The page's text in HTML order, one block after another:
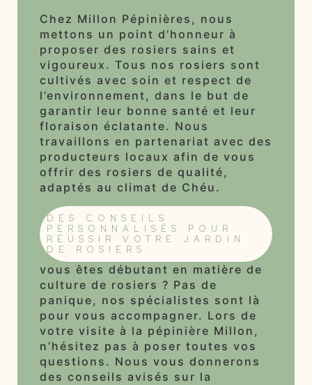
Chez Millon Pépinières, nous
mettons un point d’honneur à
proposer des rosiers sains et
vigoureux. Tous nos rosiers sont
cultivés avec soin et respect de
l’environnement, dans le but de
garantir leur bonne santé et leur
floraison éclatante. Nous
travaillons en partenariat avec des
producteurs locaux afin de vous
offrir des rosiers de qualité,
adaptés au climat de Chéu.
DES CONSEILS
PERSONNALISÉS POUR
RÉUSSIR VOTRE JARDIN
DE ROSIERS
vous êtes débutant en matière de
culture de rosiers ? Pas de
panique, nos spécialistes sont là
pour vous accompagner. Lors de
votre visite à la pépinière Millon,
n’hésitez pas à poser toutes vos
questions. Nous vous donnerons
des conseils avisés sur la